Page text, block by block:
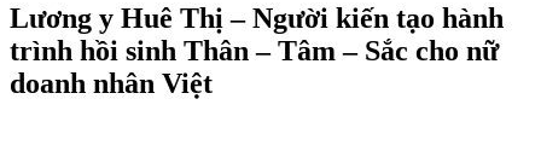
Lương y Huê Thị – Người kiến tạo hành
trình hồi sinh Thân – Tâm – Sắc cho nữ
doanh nhân Việt